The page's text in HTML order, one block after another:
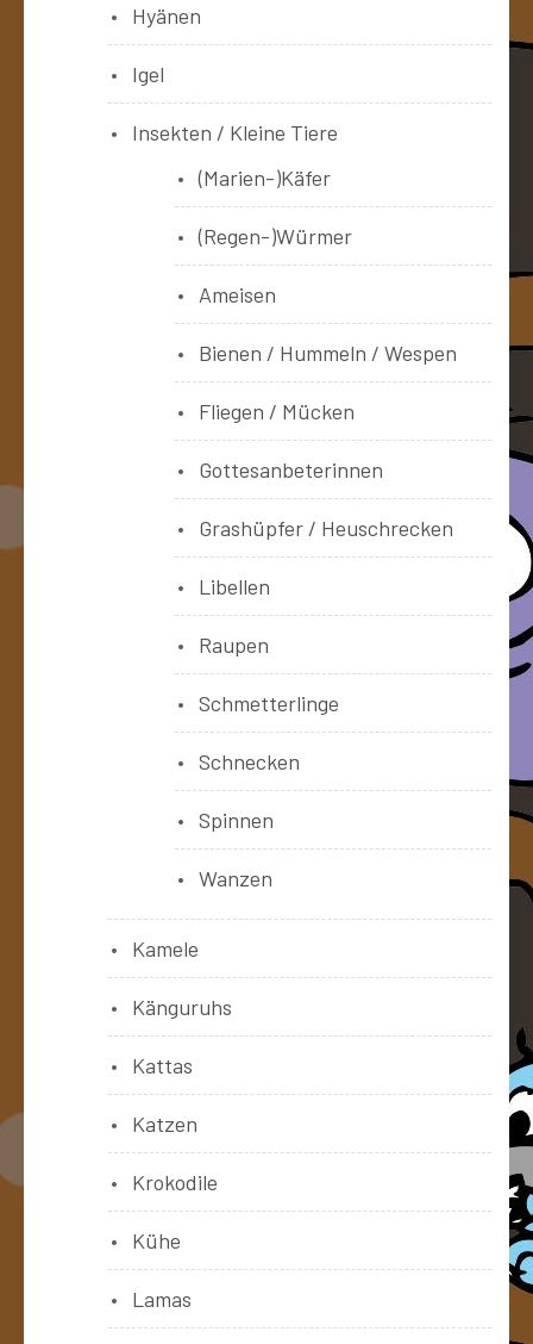
Hyänen
Igel
Insekten / Kleine Tiere
(Marien-)Käfer
(Regen-)Würmer
Ameisen
Bienen / Hummeln / Wespen
Fliegen / Mücken
Gottesanbeterinnen
Grashüpfer / Heuschrecken
Libellen
Raupen
Schmetterlinge
Schnecken
Spinnen
Wanzen
Kamele
Känguruhs
Kattas
Katzen
Krokodile
Kühe
Lamas